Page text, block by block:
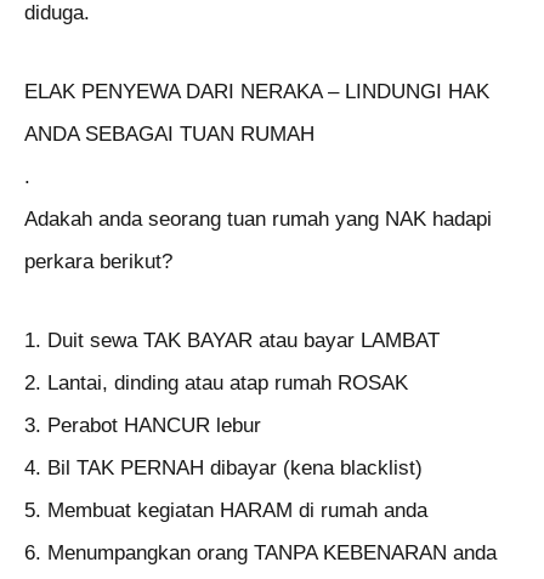
diduga.
ELAK PENYEWA DARI NERAKA – LINDUNGI HAK
ANDA SEBAGAI TUAN RUMAH
.
Adakah anda seorang tuan rumah yang NAK hadapi
perkara berikut?
1. Duit sewa TAK BAYAR atau bayar LAMBAT
2. Lantai, dinding atau atap rumah ROSAK
3. Perabot HANCUR lebur
4. Bil TAK PERNAH dibayar (kena blacklist)
5. Membuat kegiatan HARAM di rumah anda
6. Menumpangkan orang TANPA KEBENARAN anda